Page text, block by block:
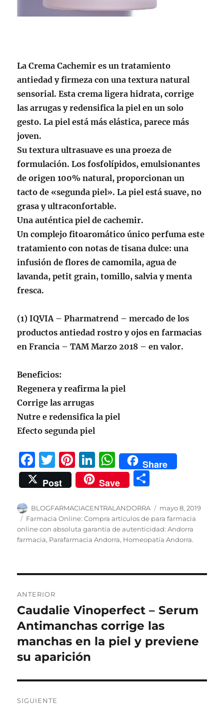
La Crema Cachemir es un tratamiento
antiedad y firmeza con una textura natural
sensorial. Esta crema ligera hidrata, corrige
las arrugas y redensifica la piel en un solo
gesto. La piel está más elástica, parece más
joven.
Su textura ultrasuave es una proeza de
formulación. Los fosfolípidos, emulsionantes
de origen 100% natural, proporcionan un
tacto de «segunda piel». La piel está suave, no
grasa y ultraconfortable.
Una auténtica piel de cachemir.
Un complejo fitoaromático único perfuma este
tratamiento con notas de tisana dulce: una
infusión de flores de camomila, agua de
lavanda, petit grain, tomillo, salvia y menta
fresca.
(1) IQVIA – Pharmatrend – mercado de los
productos antiedad rostro y ojos en farmacias
en Francia – TAM Marzo 2018 – en valor.
Beneficios:
Regenera y reafirma la piel
Corrige las arrugas
Nutre e redensifica la piel
Efecto segunda piel
F
a
c
e
b
o
k
T
w
it
te
r
Pi
n
te
re
st
Li
n
k
e
d
I
W
h
at
s
A
p
Share
Post
Save
m
p
a
ir
Autor
BLOGFARMACIACENTRALANDORRA
Publicado
el
mayo 8, 2019
Categorías
Farmacia Online: Compra artículos de para farmacia
online con absoluta garantía de autenticidad: Andorra
farmacia, Parafarmacia Andorra, Homeopatía Andorra.
de
entradas
ANTERIOR
Entrada
anterior:
Caudalie Vinoperfect – Serum
Antimanchas corrige las
manchas en la piel y previene
su aparición
SIGUIENTE